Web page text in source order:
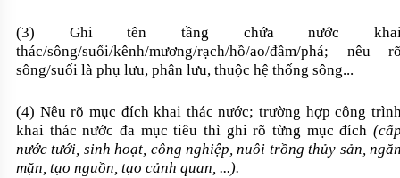
(3) Ghi tên tầng chứa nước
thác/sông/suối/kênh/mương/rạch/hồ/ao/đầm/phá; nêu
sông/suối là phụ lưu, phân lưu, thuộc hệ thống sông...
(4) Nêu rõ mục đích khai thác nước; trường hợp công
khai thác nước đa mục tiêu thì ghi rõ từng mục đích
nước tưới, sinh hoạt, công nghiệp, nuôi trồng thủy sản,
mặn, tạo nguồn, tạo cảnh quan, ...).